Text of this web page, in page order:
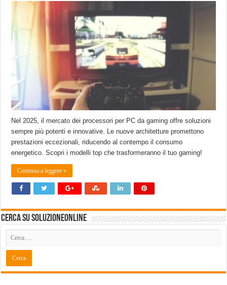
Nel 2025, il mercato dei processori per PC da gaming offre soluzioni
sempre più potenti e innovative. Le nuove architetture promettono
prestazioni eccezionali, riducendo al contempo il consumo
energetico. Scopri i modelli top che trasformeranno il tuo gaming!
Continua a leggere »
Cerca su SoluzioneOnline